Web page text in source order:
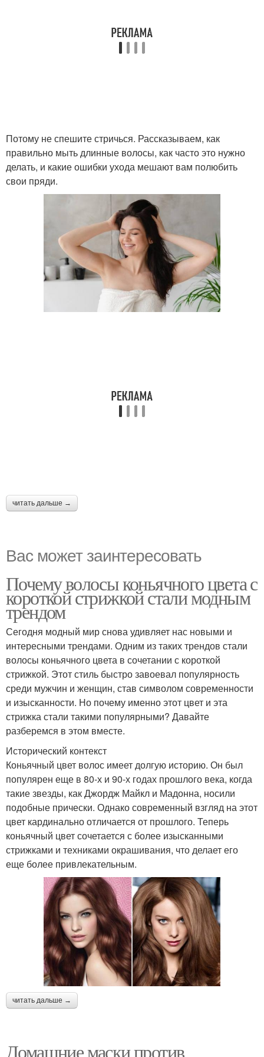
Потому не спешите стричься. Рассказываем, как
правильно мыть длинные волосы, как часто это нужно
делать, и какие ошибки ухода мешают вам полюбить
свои пряди.
читать дальше →
Вас может заинтересовать
Почему волосы коньячного цвета с
короткой стрижкой стали модным
трендом
Сегодня модный мир снова удивляет нас новыми и
интересными трендами. Одним из таких трендов стали
волосы коньячного цвета в сочетании с короткой
стрижкой. Этот стиль быстро завоевал популярность
среди мужчин и женщин, став символом современности
и изысканности. Но почему именно этот цвет и эта
стрижка стали такими популярными? Давайте
разберемся в этом вместе.
Исторический контекст
Коньячный цвет волос имеет долгую историю. Он был
популярен еще в 80-х и 90-х годах прошлого века, когда
такие звезды, как Джордж Майкл и Мадонна, носили
подобные прически. Однако современный взгляд на этот
цвет кардинально отличается от прошлого. Теперь
коньячный цвет сочетается с более изысканными
стрижками и техниками окрашивания, что делает его
еще более привлекательным.
читать дальше →
Домашние маски против